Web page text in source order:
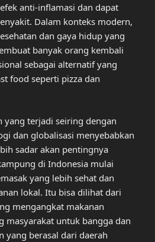
anti-inflamasi dan dapat
Dalam konteks modern,
dan gaya hidup yang
banyak orang kembali
sebagai alternatif yang
food seperti pizza dan
yang terjadi seiring dengan
dan globalisasi menyebabkan
sadar akan pentingnya
di Indonesia mulai
yang lebih sehat dan
lokal. Itu bisa dilihat dari
mengangkat makanan
masyarakat untuk bangga dan
yang berasal dari daerah